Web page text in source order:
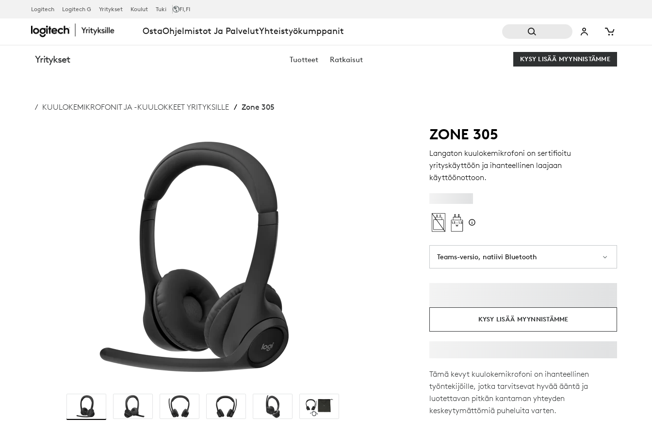
ZONE
305
‑KUULOKEMIKROFONI
YRITYSKÄYTTÖÖN
Logitech Logitech G Yritykset Koulut Tuki FI,FI
OstaOhjelmistot Ja PalvelutYhteistyökumppanit
Yritykset Tuotteet Ratkaisut KYSY LISÄÄ MYYNNISTÄMME
KUULOKEMIKROFONIT JA -KUULOKKEET YRITYKSILLE Zone 305
ZONE 305
Langaton kuulokemikrofoni on sertifioitu
yrityskäyttöön ja ihanteellinen laajaan
käyttöönottoon.
Teams-versio, natiivi Bluetooth
KYSY LISÄÄ MYYNNISTÄMME
Tämä kevyt kuulokemikrofoni on ihanteellinen
työntekijöille, jotka tarvitsevat hyvää ääntä ja
luotettavan pitkän kantaman yhteyden
keskeytymättömiä puheluita varten.